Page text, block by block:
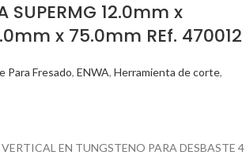
SUPERMG 12.0mm x
x 75.0mm REf. 470012
Para Fresado, ENWA, Herramienta de corte,
EN TUNGSTENO PARA DESBASTE 4